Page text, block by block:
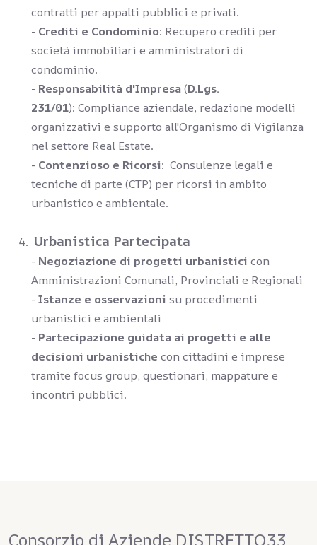
contratti per appalti pubblici e privati.
- Crediti e Condominio: Recupero crediti per
società immobiliari e amministratori di
condominio.
- Responsabilità d'Impresa(D.Lgs.
231/01): Compliance aziendale, redazione modelli
organizzativi e supporto all'Organismo di Vigilanza
nel settore Real Estate.
- Contenzioso e Ricorsi: Consulenze legali e
tecniche di parte (CTP) per ricorsi in ambito
urbanistico e ambientale.
Urbanistica Partecipata
- Negoziazione di progetti urbanistici con
Amministrazioni Comunali, Provinciali e Regionali
- Istanze e osservazioni su procedimenti
urbanistici e ambientali
- Partecipazione guidata ai progetti e alle
decisioni urbanistiche con cittadini e imprese
tramite focus group, questionari, mappature e
incontri pubblici.
Consorzio di Aziende DISTRETTO33